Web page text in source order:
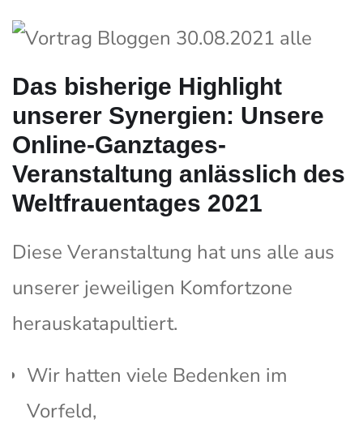
Das bisherige Highlight
unserer Synergien: Unsere
Online-Ganztages-
Veranstaltung anlässlich des
Weltfrauentages 2021
Diese Veranstaltung hat uns alle aus
unserer jeweiligen Komfortzone
herauskatapultiert.
Wir hatten viele Bedenken im
Vorfeld,